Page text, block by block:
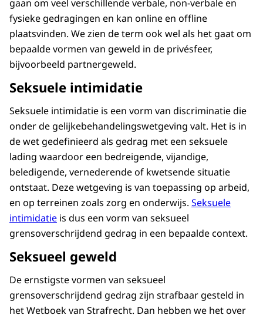
gaan om veel verschillende verbale, non-verbale en
fysieke gedragingen en kan online en offline
plaatsvinden. We zien de term ook wel als het gaat om
bepaalde vormen van geweld in de privésfeer,
bijvoorbeeld partnergeweld.
Seksuele intimidatie
Seksuele intimidatie is een vorm van discriminatie die
onder de gelijkebehandelingswetgeving valt. Het is in
de wet gedefinieerd als gedrag met een seksuele
lading waardoor een bedreigende, vijandige,
beledigende, vernederende of kwetsende situatie
ontstaat. Deze wetgeving is van toepassing op arbeid,
en op terreinen zoals zorg en onderwijs. Seksuele
intimidatie is dus een vorm van seksueel
grensoverschrijdend gedrag in een bepaalde context.
Seksueel geweld
De ernstigste vormen van seksueel
grensoverschrijdend gedrag zijn strafbaar gesteld in
het Wetboek van Strafrecht. Dan hebben we het over